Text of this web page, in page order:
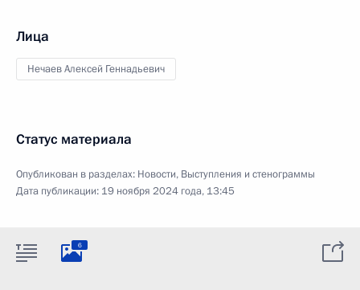
Лица
Нечаев Алексей Геннадьевич
Статус материала
Опубликован в разделах: Новости, Выступления и стенограммы
Дата публикации: 19 ноября 2024 года, 13:45
6